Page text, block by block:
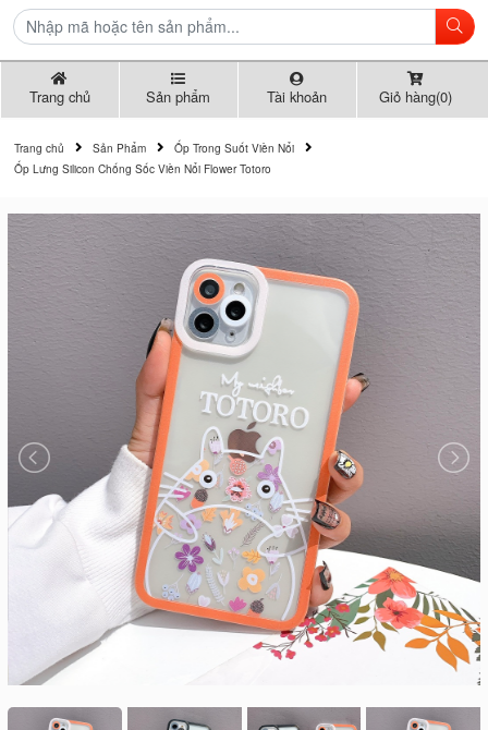
Trang chủ Sản phẩm Tài khoản Giỏ hàng(0)
Trang chủ Sản Phẩm
Ốp Trong Suốt Viền Nổi
Ốp Lưng Silicon Chống Sốc Viền Nổi Flower Totoro